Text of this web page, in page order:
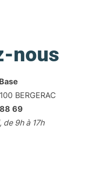
nous
BERGERAC
69
de 9h à 17h